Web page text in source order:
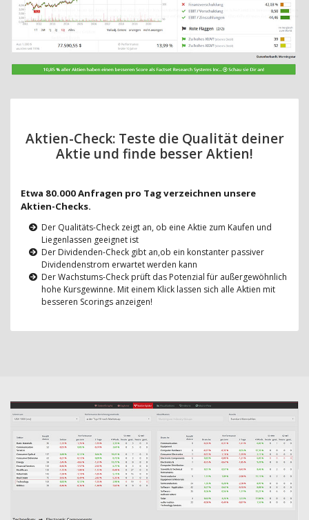
Aktien-Check: Teste die Qualität deiner
Aktie und finde besser Aktien!
Etwa 80.000 Anfragen pro Tag verzeichnen unsere
Aktien-Checks.
Der Qualitäts-Check zeigt an, ob eine Aktie zum Kaufen und
Liegenlassen geeignet ist
Der Dividenden-Check gibt an,ob ein konstanter passiver
Dividendenstrom erwartet werden kann
Der Wachstums-Check prüft das Potenzial für außergewöhnlich
hohe Kursgewinne. Mit einem Klick lassen sich alle Aktien mit
besseren Scorings anzeigen!